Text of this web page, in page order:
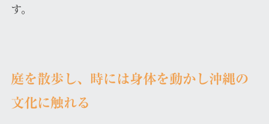
す。
庭を散歩し、時には身体を動かし沖縄の
文化に触れる